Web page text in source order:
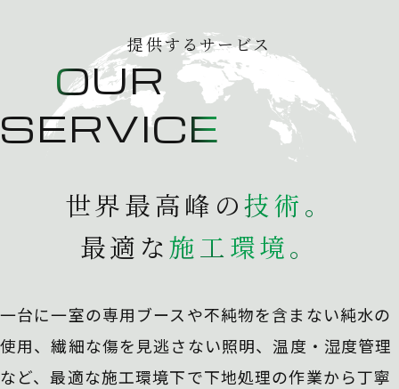
提供するサービス
OUR
SERVICE
世界最高峰の技術。
最適な施 工環境。
一台に一室の専用ブースや不純物を含まない純水の
使用、繊細な傷を見逃さない照明、温度・湿度管理
など、最適な施工環境下で下地処理の作業から丁寧